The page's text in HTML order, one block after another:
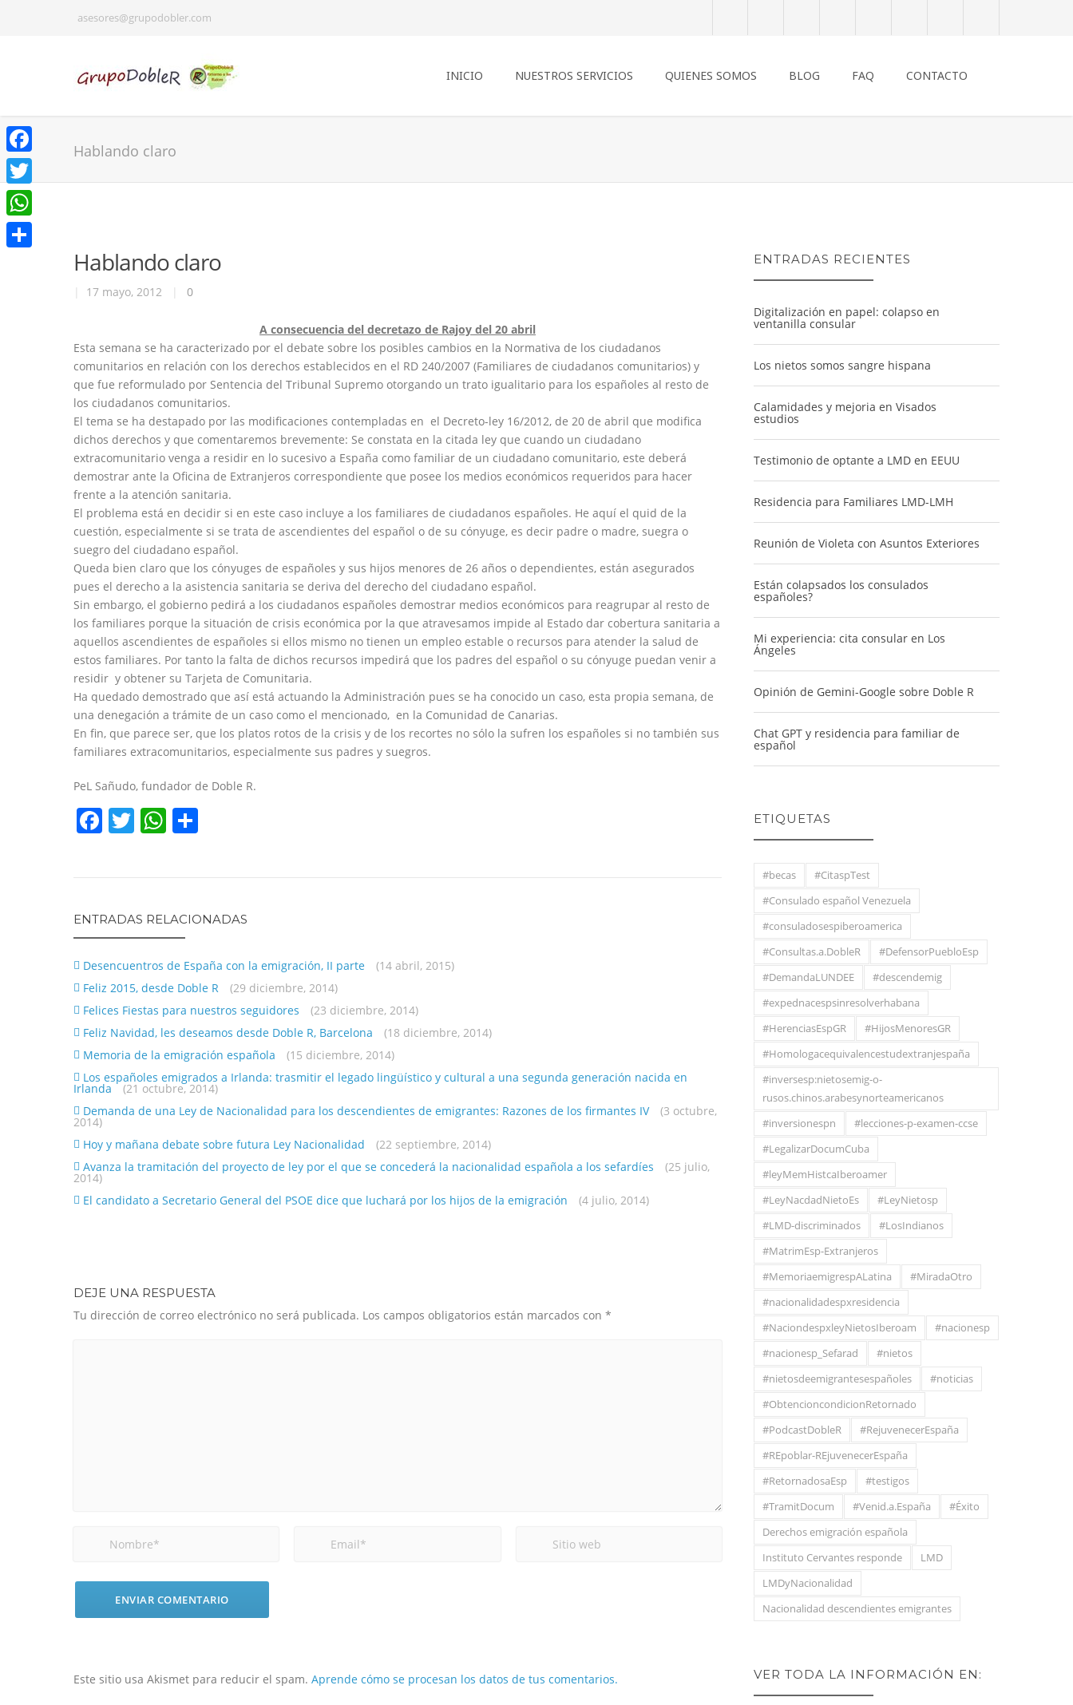
asesores@grupodobler.com
INICIO NUESTROS SERVICIOS QUIENES SOMOS BLOG FAQ CONTACTO
Hablando claro
Hablando claro
17 mayo, 2012 0
A consecuencia del decretazo de Rajoy del 20 abril
Esta semana se ha caracterizado por el debate sobre los posibles cambios en la Normativa de los ciudadanos
comunitarios en relación con los derechos establecidos en el RD 240/2007 (Familiares de ciudadanos comunitarios) y
que fue reformulado por Sentencia del Tribunal Supremo otorgando un trato igualitario para los españoles al resto de
los ciudadanos comunitarios.
El tema se ha destapado por las modificaciones contempladas en el Decreto-ley 16/2012, de 20 de abril que modifica
dichos derechos y que comentaremos brevemente: Se constata en la citada ley que cuando un ciudadano
extracomunitario venga a residir en lo sucesivo a España como familiar de un ciudadano comunitario, este deberá
demostrar ante la Oficina de Extranjeros correspondiente que posee los medios económicos requeridos para hacer
frente a la atención sanitaria.
El problema está en decidir si en este caso incluye a los familiares de ciudadanos españoles. He aquí el quid de la
cuestión, especialmente si se trata de ascendientes del español o de su cónyuge, es decir padre o madre, suegra o
suegro del ciudadano español.
Queda bien claro que los cónyuges de españoles y sus hijos menores de 26 años o dependientes, están asegurados
pues el derecho a la asistencia sanitaria se deriva del derecho del ciudadano español.
Sin embargo, el gobierno pedirá a los ciudadanos españoles demostrar medios económicos para reagrupar al resto de
los familiares porque la situación de crisis económica por la que atravesamos impide al Estado dar cobertura sanitaria a
aquellos ascendientes de españoles si ellos mismo no tienen un empleo estable o recursos para atender la salud de
estos familiares. Por tanto la falta de dichos recursos impedirá que los padres del español o su cónyuge puedan venir a
residir y obtener su Tarjeta de Comunitaria.
Ha quedado demostrado que así está actuando la Administración pues se ha conocido un caso, esta propia semana, de
una denegación a trámite de un caso como el mencionado, en la Comunidad de Canarias.
En fin, que parece ser, que los platos rotos de la crisis y de los recortes no sólo la sufren los españoles si no también sus
familiares extracomunitarios, especialmente sus padres y suegros.
PeL Sañudo, fundador de Doble R.
Facebook
TwitterWhatsApp
ENTRADAS RELACIONADAS
Desencuentros de España con la emigración, II parte
(14 abril, 2015)
Feliz 2015, desde Doble R
(29 diciembre, 2014)
Felices Fiestas para nuestros seguidores
(23 diciembre, 2014)
Feliz Navidad, les deseamos desde Doble R, Barcelona
(18 diciembre, 2014)
Memoria de la emigración española
(15 diciembre, 2014)
Los españoles emigrados a Irlanda: trasmitir el legado lingüístico y cultural a una segunda generación nacida en
Irlanda
(21 octubre, 2014)
Demanda de una Ley de Nacionalidad para los descendientes de emigrantes: Razones de los firmantes IV
(3 octubre,
2014)
Hoy y mañana debate sobre futura Ley Nacionalidad
(22 septiembre, 2014)
Avanza la tramitación del proyecto de ley por el que se concederá la nacionalidad española a los sefardíes
(25 julio,
2014)
El candidato a Secretario General del PSOE dice que luchará por los hijos de la emigración
(4 julio, 2014)
DEJE UNA RESPUESTA
Tu dirección de correo electrónico no será publicada. Los campos obligatorios están marcados con *
Este sitio usa Akismet para reducir el spam. Aprende cómo se procesan los datos de tus comentarios.
ENTRADAS RECIENTES
Digitalización en papel: colapso en
ventanilla consular
Los nietos somos sangre hispana
Calamidades y mejoria en Visados
estudios
Testimonio de optante a LMD en EEUU
Residencia para Familiares LMD-LMH
Reunión de Violeta con Asuntos Exteriores
Están colapsados los consulados
españoles?
Mi experiencia: cita consular en Los
Ángeles
Opinión de Gemini-Google sobre Doble R
Chat GPT y residencia para familiar de
español
ETIQUETAS
#becas
#CitaspTest
#Consulado español Venezuela
#consuladosespiberoamerica
#Consultas.a.DobleR
#DefensorPuebloEsp
#DemandaLUNDEE
#descendemig
#expednacespsinresolverhabana
#HerenciasEspGR
#HijosMenoresGR
#Homologacequivalencestudextranjespaña
#inversesp:nietosemig-o-
rusos.chinos.arabesynorteamericanos
#inversionespn
#lecciones-p-examen-ccse
#LegalizarDocumCuba
#leyMemHistcaIberoamer
#LeyNacdadNietoEs
#LeyNietosp
#LMD-discriminados
#LosIndianos
#MatrimEsp-Extranjeros
#MemoriaemigrespALatina
#MiradaOtro
#nacionalidadespxresidencia
#NaciondespxleyNietosIberoam
#nacionesp
#nacionesp_Sefarad
#nietos
#nietosdeemigrantesespañoles
#noticias
#ObtencioncondicionRetornado
#PodcastDobleR
#RejuvenecerEspaña
#REpoblar-REjuvenecerEspaña
#RetornadosaEsp
#testigos
#TramitDocum
#Venid.a.España
#Éxito
Derechos emigración española
Instituto Cervantes responde
LMD
LMDyNacionalidad
Nacionalidad descendientes emigrantes
VER TODA LA INFORMACIÓN EN:
Facebook
Twitter
WhatsApp